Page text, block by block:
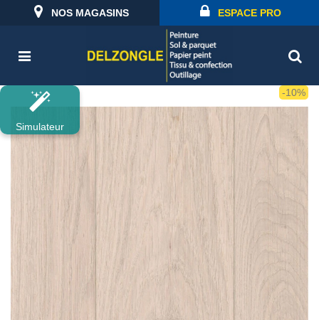
NOS MAGASINS ESPACE PRO
Simulateur
-10%